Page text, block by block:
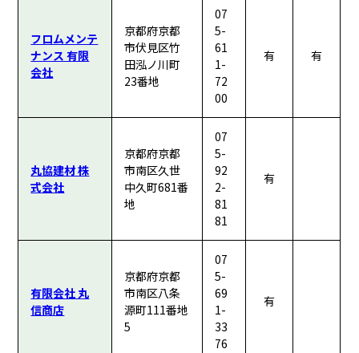
フロムメンテ
ナンス 有限
会社
京都府京都
市伏見区竹
田泓ノ川町
23番地
07
5-
61
1-
72
00
有 有
丸協建材 株
式会社
京都府京都
市南区久世
中久町681番
地
07
5-
92
2-
81
81
有
有限会社 丸
信商店
京都府京都
市南区八条
源町111番地
5
07
5-
69
1-
33
76
有